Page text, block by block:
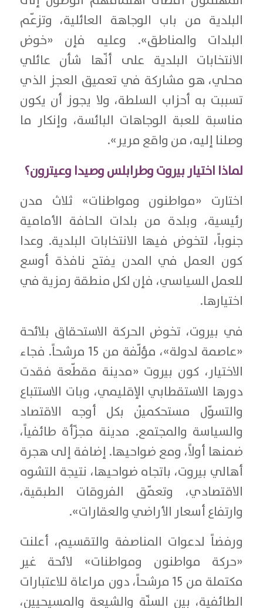
البلدية من باب الوجاهة العائلية، وتزعّم
البلدات والمناطق». وعليه فإن «خوض
الانتخابات البلدية على أنّها شأن عائلي
محلي، هو مشاركة في تعميق العجز الذي
تسببت به أحزاب السلطة، ولا يجوز أن يكون
مناسبة للعبة الوجاهات البائسة، وإنكار ما
وصلنا إليه، من واقع مرير».
لماذا اختيار بيروت وطرابلس وصيدا وعيترون؟
اختارت «مواطنون ومواطنات» ثلاث مدن
رئيسية، وبلدة من بلدات الحافة الأمامية
جنوباً، لتخوض فيها الانتخابات البلدية. وعدا
كون العمل في المدن يفتح نافذة أوسع
للعمل السياسي، فإن لكل منطقة رمزية في
اختيارها.
في بيروت، تخوض الحركة الاستحقاق بلائحة
«عاصمة لدولة»، مؤلّفة من 15 مرشحاً. فجاء
الاختيار، كون بيروت «مدينة مقطّعة فقدت
دورها الاستقطابي الإقليمي، وبات الاستتباع
والتسوّل مستحكميْن بكل أوجه الاقتصاد
والسياسة والمجتمع. مدينة مجزّأة طائفياً،
ضمنها أولاً، ومع ضواحيها. إضافة إلى هجرة
أهالي بيروت، باتجاه ضواحيها، نتيجة التشوه
الاقتصادي، وتعمّق الفروقات الطبقية،
وارتفاع أسعار الأراضي والعقارات».
ورفضاً لدعوات المناصفة والتقسيم، أعلنت
«حركة مواطنون ومواطنات» لائحة غير
مكتملة من 15 مرشحاً، دون مراعاة للاعتبارات
الطائفية، بين السنّة والشيعة والمسيحيين،